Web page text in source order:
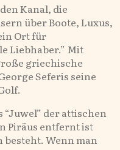
Kanal, die
über Boote, Luxus,
Ort für
Liebhaber.” Mit
griechische
Seferis seine
“Juwel” der attischen
Piräus entfernt ist
Wenn man